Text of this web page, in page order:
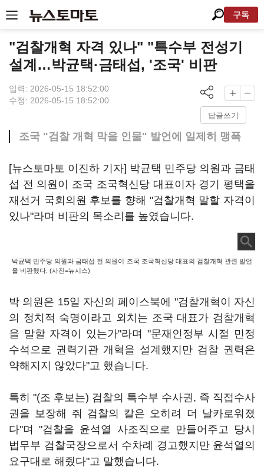
구독
"검찰개혁 자격 있나" "특수부 전성기
설계…박균택·금태섭, '조국' 비판
입력: 2026-05-15 18:52:00
수정: 2026-05-15 18:52:00
답글쓰기
조국 "검찰 개혁 막을 인물" 발언에 일제히 맹폭
[뉴스토마토 이진하 기자] 박균택 민주당 의원과 금태
섭 전 의원이 조국 조국혁신당 대표이자 경기 평택을
재선거 국회의원 후보를 향해 "검찰개혁 말할 자격이
있나"라며 비판의 목소리를 높였습니다.
박균택 민주당 의원과 금태섭 전 의원이 조국 조국혁신당 대표의 검찰개혁 관련 발언
을 비판했다. (사진=뉴시스)
박 의원은 15일 자신의 페이스북에 "검찰개혁이 자신
의 정치적 숙명이라고 외치는 조국 대표가 검찰개혁
을 말할 자격이 있는가"라며 "문재인정부 시절 민정
수석으로 권력기관 개혁을 설계했지만 검찰 권력은
약해지지 않았다"고 했습니다.
특히 "(조 후보는) 검찰의 특수부 수사권, 즉 직접수사
권을 보장해 줘 검찰의 칼은 오히려 더 날카로워졌
다"며 "검찰을 윤석열 사조직으로 만들어주고 당시
법무부 검찰국장으로서 수차례 경고했지만 윤석열의
요구대로 해줬다"고 말했습니다.